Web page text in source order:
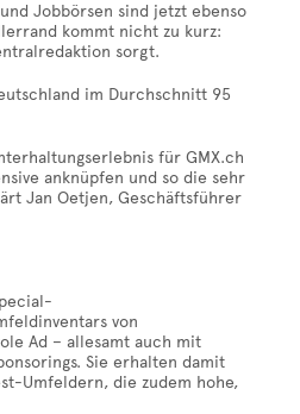
Jobbörsen sind jetzt ebenso
kommt nicht zu kurz:
sorgt.
im Durchschnitt 95
für GMX.ch
anknüpfen und so die sehr
Jan Oetjen, Geschäftsführer
von
Ad – allesamt auch mit
Sie erhalten damit
Umfeldern, die zudem hohe,